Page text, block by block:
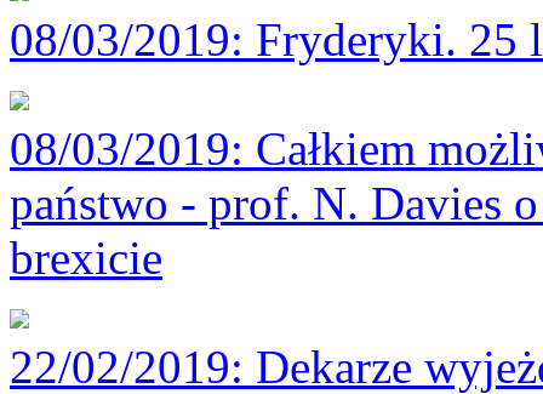
08/03/2019: Fryderyki. 25
08/03/2019: Całkiem
państwo - prof. N. Davies
brexicie
22/02/2019: Dekarze